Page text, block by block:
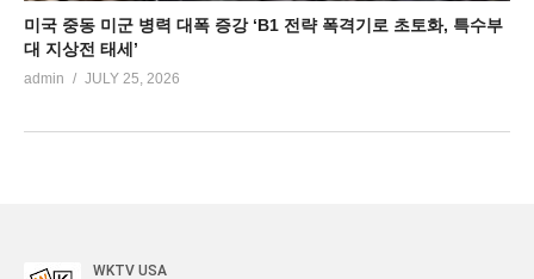
미국 중동 미군 병력 대폭 증강 ‘B1 전략 폭격기로 초토화, 특수부
대 지상전 태세’
admin JULY 25, 2026